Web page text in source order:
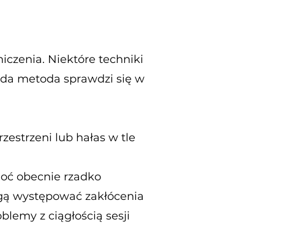
Niektóre techniki
metoda sprawdzi się w
lub hałas w tle
obecnie rzadko
występować zakłócenia
z ciągłością sesji